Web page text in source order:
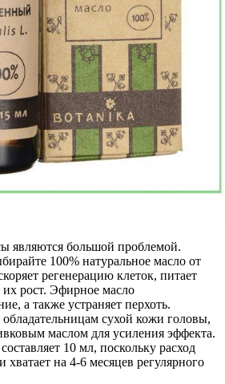
являются большой проблемой.
100% натуральное масло от
регенерацию клеток, питает
их рост. Эфирное масло
а также устраняет перхоть.
сухой кожи головы,
маслом для усиления эффекта.
10 мл, поскольку расход
на 4-6 месяцев регулярного